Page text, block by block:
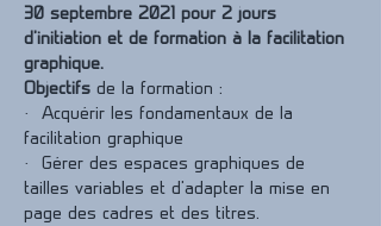
30 septembre 2021 pour 2 jours
d'initiation et de formation à la facilitation
graphique.
Objectifs de la formation :
·  Acquérir les fondamentaux de la
facilitation graphique
·  Gérer des espaces graphiques de
tailles variables et d'adapter la mise en
page des cadres et des titres.